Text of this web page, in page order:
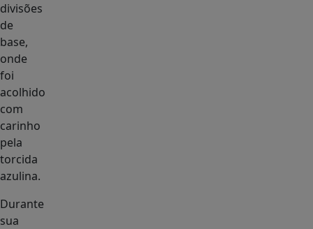
divisões
de
base,
onde
foi
acolhido
com
carinho
pela
torcida
azulina.
Durante
sua